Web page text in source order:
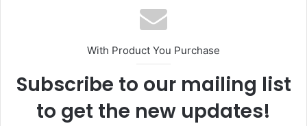
With Product You Purchase
Subscribe to our mailing list
to get the new updates!